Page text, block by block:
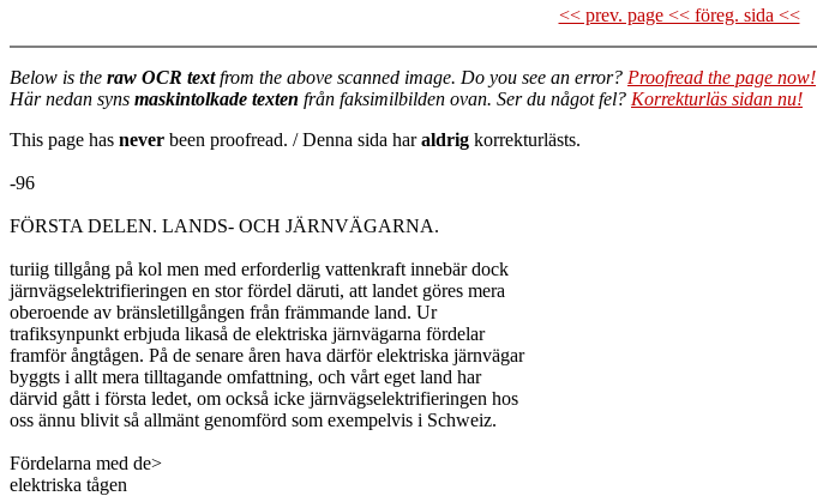
<< prev. page << föreg. sida <<
Below is the raw OCR textfrom the above scanned image. Do you see an error? Proofread the page now!
Här nedan syns maskintolkade texten från faksimilbilden ovan. Ser du något fel? Korrekturläs sidan nu!
This page has never been proofread. / Denna sida haraldrig korrekturlästs.
-96
FÖRSTA DELEN. LANDS- OCH JÄRNVÄGARNA.
turiig tillgång på kol men med erforderlig vattenkraft innebär dock
järnvägselektrifieringen en stor fördel däruti, att landet göres mera
oberoende av bränsletillgången från främmande land. Ur
trafiksynpunkt erbjuda likaså de elektriska järnvägarna fördelar
framför ångtågen. På de senare åren hava därför elektriska järnvägar
byggts i allt mera tilltagande omfattning, och vårt eget land har
därvid gått i första ledet, om också icke järnvägselektrifieringen hos
oss ännu blivit så allmänt genomförd som exempelvis i Schweiz.
Fördelarna med de>
elektriska tågen